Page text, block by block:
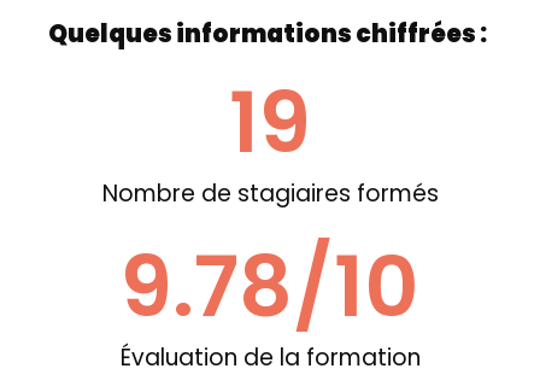
Quelques informations chiffrées :
Nombre de stagiaires formés
19
Évaluation de la formation
9.78/10